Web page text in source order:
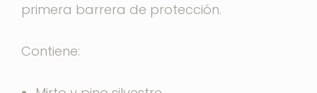
primera barrera de protección.
Contiene: